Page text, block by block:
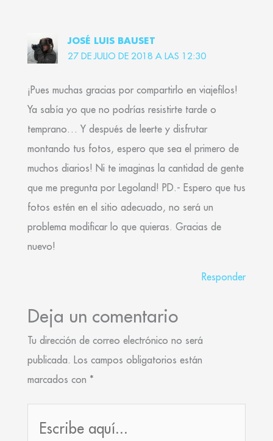
JOSÉ LUIS BAUSET
27 DE JULIO DE 2018 A LAS 12:30
¡Pues muchas gracias por compartirlo en viajefilos!
Ya sabía yo que no podrías resistirte tarde o
temprano… Y después de leerte y disfrutar
montando tus fotos, espero que sea el primero de
muchos diarios! Ni te imaginas la cantidad de gente
que me pregunta por Legoland! PD.- Espero que tus
fotos estén en el sitio adecuado, no será un
problema modificar lo que quieras. Gracias de
nuevo!
Responder
Deja un comentario
Tu dirección de correo electrónico no será
publicada. Los campos obligatorios están
marcados con *
aquí...